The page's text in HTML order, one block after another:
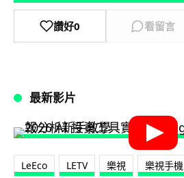
讚好0 看留言
最新影片
LeEco LETV 樂視 樂視手機